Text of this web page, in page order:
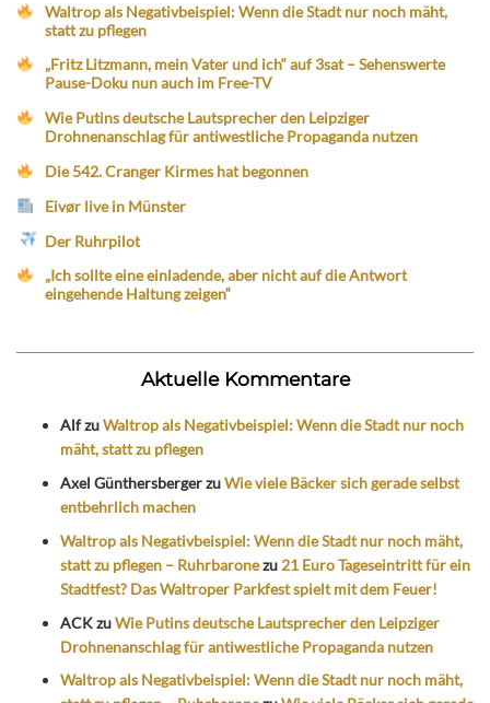
Waltrop als Negativbeispiel: Wenn die Stadt nur noch mäht,
statt zu pflegen
„Fritz Litzmann, mein Vater und ich“ auf 3sat – Sehenswerte
Pause-Doku nun auch im Free-TV
Wie Putins deutsche Lautsprecher den Leipziger
Drohnenanschlag für antiwestliche Propaganda nutzen
Die 542. Cranger Kirmes hat begonnen
Eivør live in Münster
Der Ruhrpilot
„Ich sollte eine einladende, aber nicht auf die Antwort
eingehende Haltung zeigen“
Aktuelle Kommentare
AlfzuWaltrop als Negativbeispiel: Wenn die Stadt nur noch
mäht, statt zu pflegen
Axel GünthersbergerzuWie viele Bäcker sich gerade selbst
entbehrlich machen
Waltrop als Negativbeispiel: Wenn die Stadt nur noch mäht,
statt zu pflegen – Ruhrbaronezu 21 Euro Tageseintritt für ein
Stadtfest? Das Waltroper Parkfest spielt mit dem Feuer!
ACKzuWie Putins deutsche Lautsprecher den Leipziger
Drohnenanschlag für antiwestliche Propaganda nutzen
Waltrop als Negativbeispiel: Wenn die Stadt nur noch mäht,